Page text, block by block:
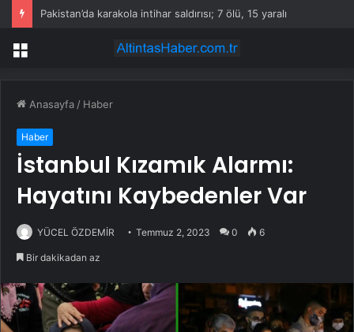
Pakistan’da karakola intihar saldırısı; 7 ölü, 15 yaralı
Menü
Anasayfa / Haber
Haber
İstanbul Kızamık Alarmı:
Hayatını Kaybedenler Var
YÜCEL ÖZDEMİR Temmuz 2, 2023 0 6
Bir dakikadan az